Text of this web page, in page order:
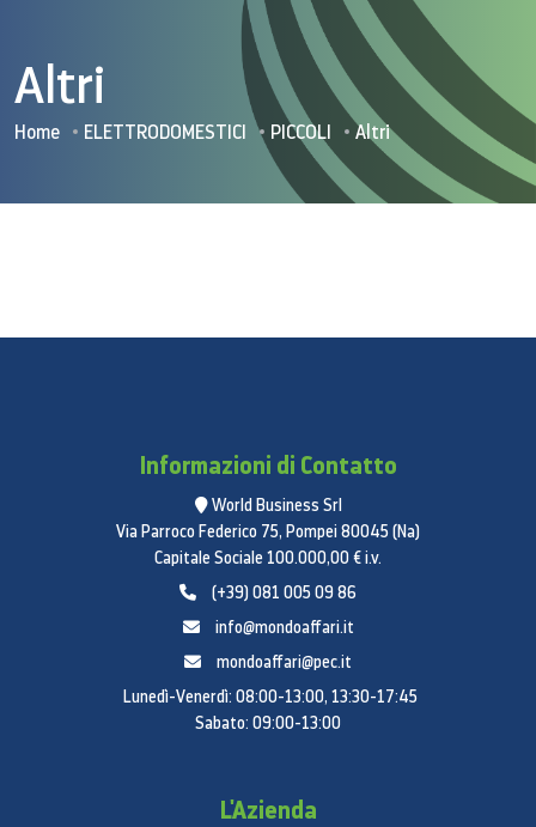
Altri
Home ELETTRODOMESTICI PICCOLI Altri
Informazioni di Contatto
World Business Srl
Via Parroco Federico 75, Pompei 80045 (Na)
Capitale Sociale 100.000,00 € i.v.
(+39) 081 005 09 86
info@mondoaffari.it
mondoaffari@pec.it
Lunedì-Venerdì: 08:00-13:00, 13:30-17:45
Sabato: 09:00-13:00
L'Azienda